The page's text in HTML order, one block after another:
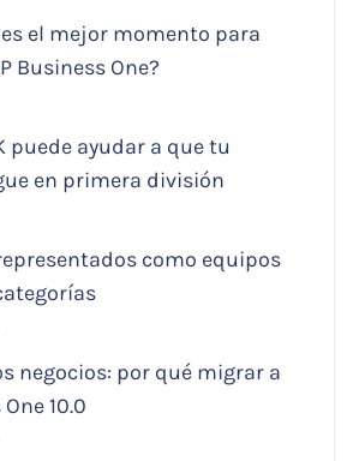
el mejor momento para
Business One?
puede ayudar a que tu
en primera división
como equipos
negocios: por qué migrar a
10.0